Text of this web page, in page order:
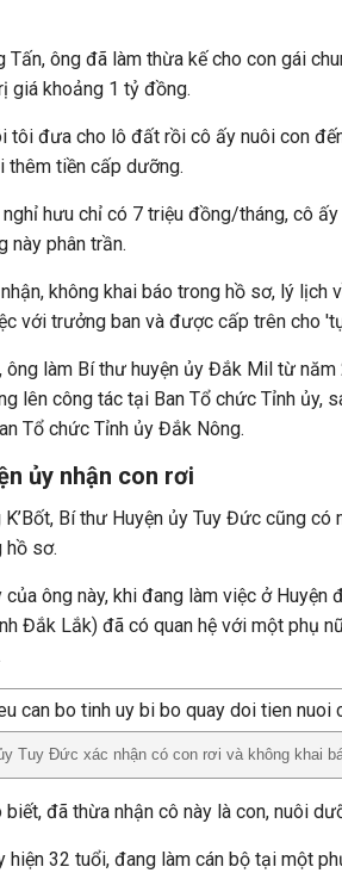
Tấn, ông đã làm thừa kế cho con gái
giá khoảng 1 tỷ đồng.
tôi đưa cho lô đất rồi cô ấy nuôi con
thêm tiền cấp dưỡng.
hưu chỉ có 7 triệu đồng/tháng, cô
này phân trần.
không khai báo trong hồ sơ, lý lịch
với trưởng ban và được cấp trên cho
ông làm Bí thư huyện ủy Đắk Mil từ
lên công tác tại Ban Tổ chức Tỉnh ủy,
Tổ chức Tỉnh ủy Đắk Nông.
ủy nhận con rơi
Bí thư Huyện ủy Tuy Đức cũng
hồ sơ.
của ông này, khi đang làm việc ở Huyện
Đắk Lắk) đã có quan hệ với một phụ
Tuy Đức xác nhận có con rơi và không khai
biết, đã thừa nhận cô này là con, nuôi
hiện 32 tuổi, đang làm cán bộ tại một